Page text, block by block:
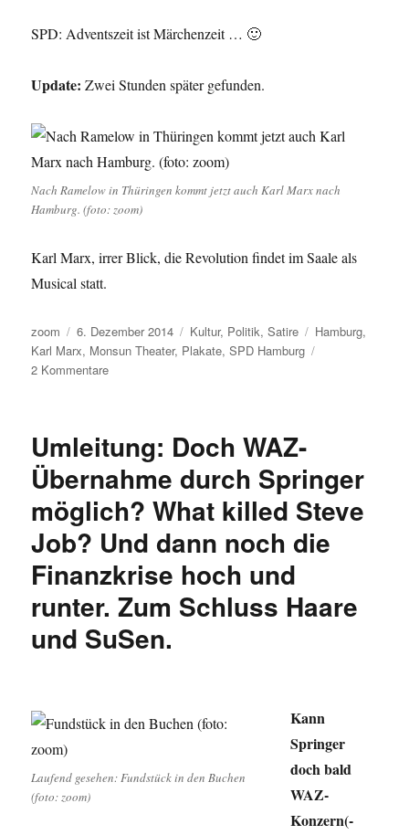
SPD: Adventszeit ist Märchenzeit … 🙂
Update: Zwei Stunden später gefunden.
Nach Ramelow in Thüringen kommt jetzt auch Karl Marx nach
Hamburg. (foto: zoom)
Karl Marx, irrer Blick, die Revolution findet im Saale als
Musical statt.
Autor
zoom
Veröffentlicht
am
6. Dezember 2014 Kategorien
Kultur, Politik,Satire Schlagwörter
Hamburg,
Karl Marx, Monsun Theater, Plakate,SPD Hamburg
2 Kommentarezu
nach
ähem
…
Photoshop?
Umleitung: Doch WAZ-
Übernahme durch Springer
möglich? What killed Steve
Job? Und dann noch die
Finanzkrise hoch und
runter. Zum Schluss Haare
und SuSen.
Laufend gesehen: Fundstück in den Buchen
(foto: zoom)
Kann
Springer
doch bald
WAZ-
Konzern(-